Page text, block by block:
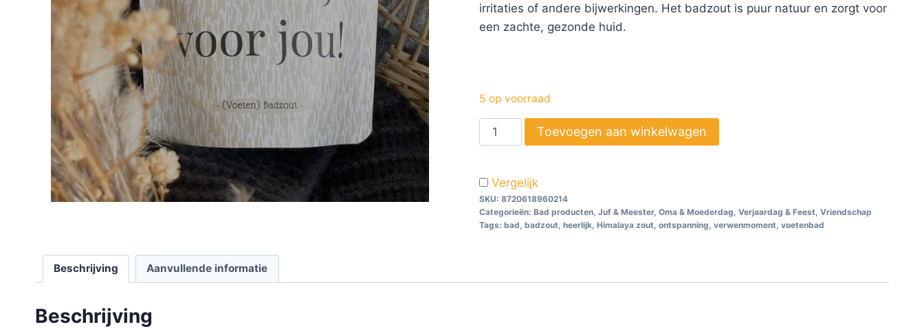
irritaties of andere bijwerkingen. Het badzout is puur natuur en zorgt voor
een zachte, gezonde huid.
5 op voorraad
Toevoegen aan winkelwagen
Vergelijk
SKU: 8720618960214
Categorieën: Bad producten, Juf & Meester, Oma & Moederdag Verjaardag & Feest Vriendschap
Tags: bad badzout heerlijk, Himalaya zout ontspanning verwenmoment voetenbad
Beschrijving Aanvullende informatie
Beschrijving